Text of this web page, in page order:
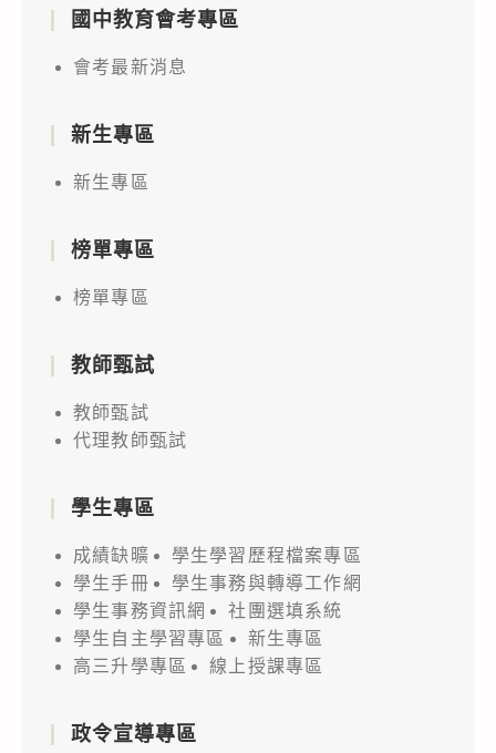
國中教育會考專區
會考最新消息
新生專區
新生專區
榜單專區
榜單專區
教師甄試
教師甄試
代理教師甄試
學生專區
成績缺曠
學生學習歷程檔案專區
學生手冊
學生事務與轉導工作網
學生事務資訊網
社團選填系統
學生自主學習專區
新生專區
高三升學專區
線上授課專區
政令宣導專區